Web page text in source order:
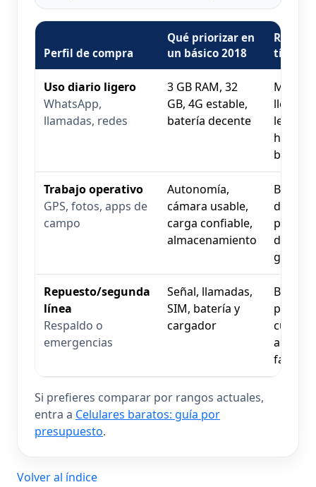
Perfil de compra
Qué priorizar en
un básico 2018
Riesgos
típicos
Uso diario ligero
WhatsApp,
llamadas, redes
3 GB RAM, 32
GB, 4G estable,
batería decente
llena,
lentas
hay
Trabajo operativo
GPS, fotos, apps de
campo
Autonomía,
cámara usable,
carga confiable,
almacenamiento
Batería
puerto
golpes
Repuesto/segunda
línea
Respaldo o
emergencias
Señal, llamadas,
SIM, batería y
cargador
por
cuenta,
Si prefieres comparar por rangos actuales,
entra a Celulares baratos: guía por
presupuesto.
Volver al índice